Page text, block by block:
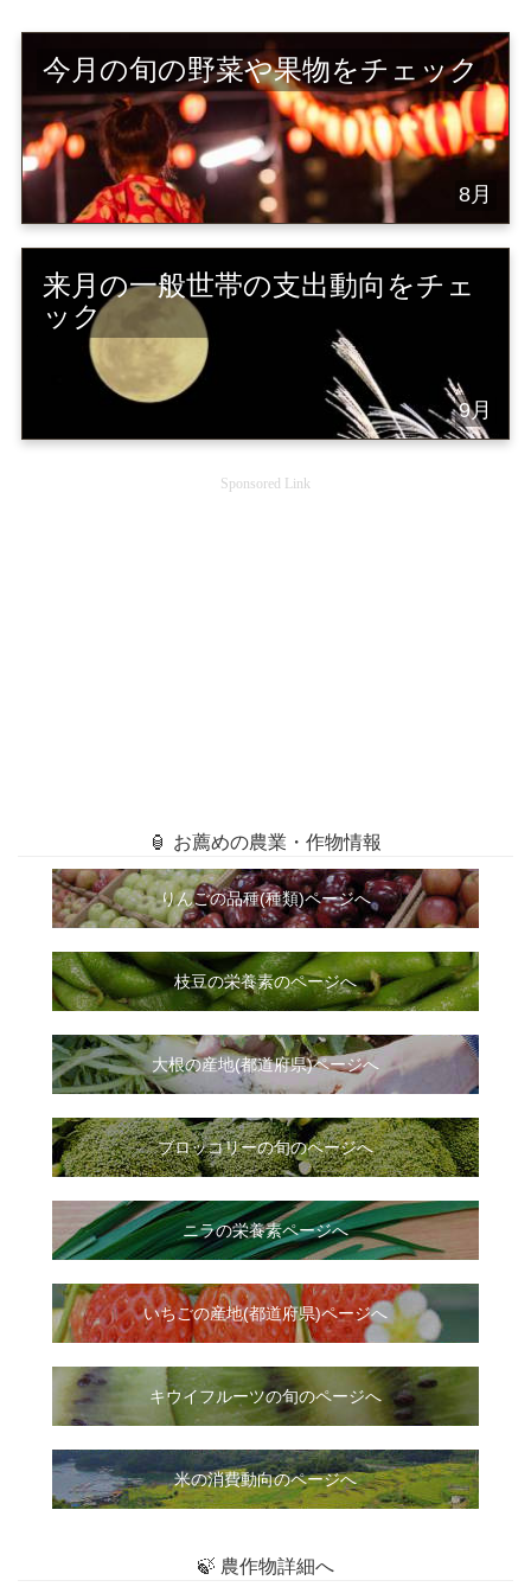
今月の旬の野菜や果物をチェック
8月
来月の一般世帯の支出動向をチェ
ック
9月
Sponsored Link
🏮 お薦めの農業・作物情報
りんごの品種(種類)ページへ
枝豆の栄養素のページへ
大根の産地(都道府県)ページへ
ブロッコリーの旬のページへ
ニラの栄養素ページへ
いちごの産地(都道府県)ページへ
キウイフルーツの旬のページへ
米の消費動向のページへ
🍃 農作物詳細へ